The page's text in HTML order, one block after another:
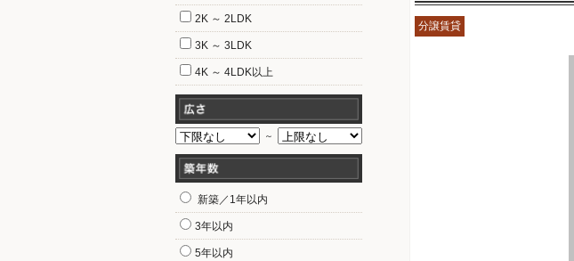
分譲賃貸
2K ～ 2LDK
3K ～ 3LDK
4K ～ 4LDK以上
～
新築／1年以内
3年以内
5年以内